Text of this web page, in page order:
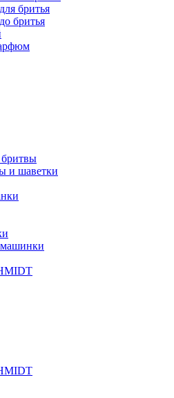
бритья
бритья
и шаветки
машинки